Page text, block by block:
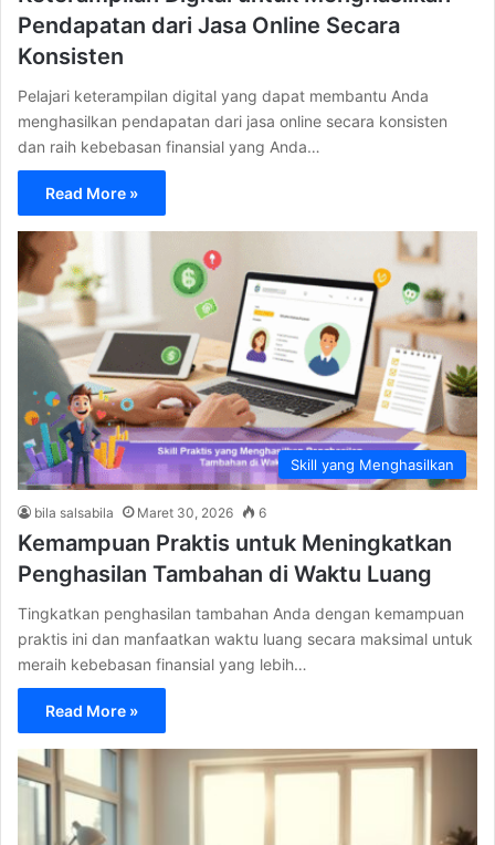
Pendapatan dari Jasa Online Secara
Konsisten
Pelajari keterampilan digital yang dapat membantu Anda
menghasilkan pendapatan dari jasa online secara konsisten
dan raih kebebasan finansial yang Anda…
Read More »
Skill yang Menghasilkan
bila salsabila Maret 30, 2026 6
Kemampuan Praktis untuk Meningkatkan
Penghasilan Tambahan di Waktu Luang
Tingkatkan penghasilan tambahan Anda dengan kemampuan
praktis ini dan manfaatkan waktu luang secara maksimal untuk
meraih kebebasan finansial yang lebih…
Read More »